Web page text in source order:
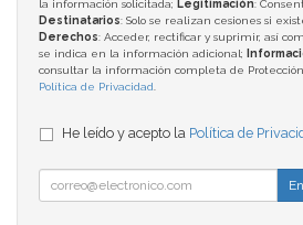
la información solicitada; Legitimación:
Destinatarios: Solo se realizan cesiones si
Derechos: Acceder, rectificar y suprimir, así
se indica en la información adicional;
consultar la información completa de
Política de Privacidad
He leído y acepto la Política de